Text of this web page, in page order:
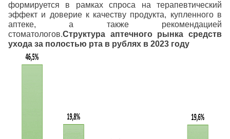
формируется в рамках спроса на терапевтический
эффект и доверие к качеству продукта, купленного в
аптеке, а также рекомендацией
стоматологов.Структура аптечного рынка средств
ухода за полостью рта в рублях в 2023 году